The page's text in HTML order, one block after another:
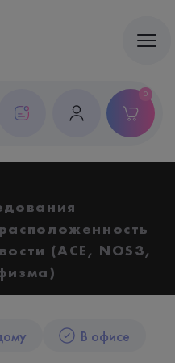
0
(ACE, NOS3,
В офисе